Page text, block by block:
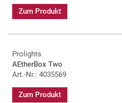
Zum Produkt
Prolights
AEtherBox Two
Art.-Nr.: 4035569
Zum Produkt